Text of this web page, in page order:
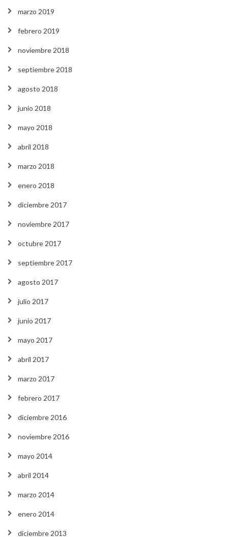
marzo 2019
febrero 2019
noviembre 2018
septiembre 2018
agosto 2018
junio 2018
mayo 2018
abril 2018
marzo 2018
enero 2018
diciembre 2017
noviembre 2017
octubre 2017
septiembre 2017
agosto 2017
julio 2017
junio 2017
mayo 2017
abril 2017
marzo 2017
febrero 2017
diciembre 2016
noviembre 2016
mayo 2014
abril 2014
marzo 2014
enero 2014
diciembre 2013